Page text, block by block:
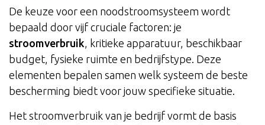
De keuze voor een noodstroomsysteem wordt
bepaald door vijf cruciale factoren: je
stroomverbruik, kritieke apparatuur, beschikbaar
budget, fysieke ruimte en bedrijfstype. Deze
elementen bepalen samen welk systeem de beste
bescherming biedt voor jouw specifieke situatie.
Het stroomverbruik van je bedrijf vormt de basis